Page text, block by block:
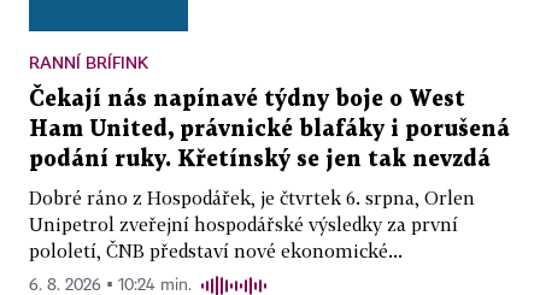
RANNÍ BRÍFINK
Čekají nás napínavé týdny boje o West
Ham United, právnické blafáky i porušená
podání ruky. Křetínský se jen tak nevzdá
Dobré ráno z Hospodářek, je čtvrtek 6. srpna, Orlen
Unipetrol zveřejní hospodářské výsledky za první
pololetí, ČNB představí nové ekonomické...
6. 8. 2026 ▪ 10:24 min.